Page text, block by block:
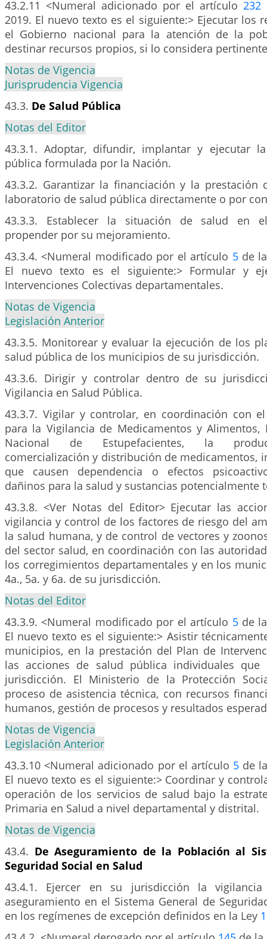
43.2.11 <Numeral adicionado por el artículo 232
2019. El nuevo texto es el siguiente:> Ejecutar los
el Gobierno nacional para la atención de la
destinar recursos propios, si lo considera
Notas de Vigencia
Jurisprudencia Vigencia
43.3. De Salud Pública
Notas del Editor
43.3.1. Adoptar, difundir, implantar y ejecutar
pública formulada por la Nación.
43.3.2. Garantizar la financiación y la prestación
laboratorio de salud pública directamente o por
43.3.3. Establecer la situación de salud en
propender por su mejoramiento.
43.3.4. <Numeral modificado por el artículo 5de la
El nuevo texto es el siguiente:> Formular y
Intervenciones Colectivas departamentales.
Notas de Vigencia
Legislación Anterior
43.3.5. Monitorear y evaluar la ejecución de los
salud pública de los municipios de su jurisdicción.
43.3.6. Dirigir y controlar dentro de su
Vigilancia en Salud Pública.
43.3.7. Vigilar y controlar, en coordinación con
para la Vigilancia de Medicamentos y Alimentos,
Nacional de Estupefacientes, la
comercialización y distribución de medicamentos,
que causen dependencia o efectos
dañinos para la salud y sustancias potencialmente
43.3.8. <Ver Notas del Editor> Ejecutar las
vigilancia y control de los factores de riesgo del
la salud humana, y de control de vectores y
del sector salud, en coordinación con las
los corregimientos departamentales y en los
4a., 5a. y 6a. de su jurisdicción.
Notas del Editor
43.3.9. <Numeral modificado por el artículo 5de la
El nuevo texto es el siguiente:> Asistir
municipios, en la prestación del Plan de
las acciones de salud pública individuales
jurisdicción. El Ministerio de la Protección
proceso de asistencia técnica, con recursos
humanos, gestión de procesos y resultados
Notas de Vigencia
Legislación Anterior
43.3.10 <Numeral adicionado por el artículo 5 de
El nuevo texto es el siguiente:> Coordinar y
operación de los servicios de salud bajo la
Primaria en Salud a nivel departamental y distrital.
Notas de Vigencia
43.4. De Aseguramiento de la Población al
Seguridad Social en Salud
43.4.1. Ejercer en su jurisdicción la
aseguramiento en el Sistema General de
en los regímenes de excepción definidos en la Ley